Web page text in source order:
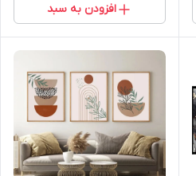
افزودن به سبد